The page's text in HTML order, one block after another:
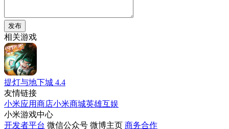
发布
相关游戏
提灯与地下城 4.4
友情链接
小米应用商店小米商城英雄互娱
小米游戏中心
开发者平台 微信公众号 微博主页 商务合作